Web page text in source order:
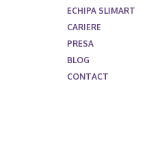
ECHIPA SLIMART
CARIERE
PRESA
BLOG
CONTACT